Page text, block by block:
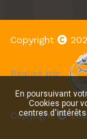
Copyright
Réalisé par
Copyright
En poursuivant
Cookies pour
centres